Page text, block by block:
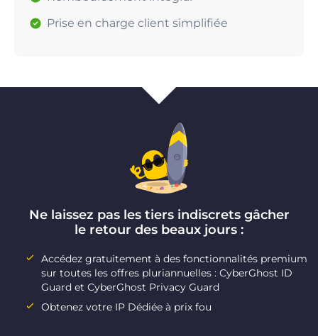
Prise en charge client simplifiée
Ne laissez pas les tiers indiscrets gâcher
le retour des beaux jours :
Accédez gratuitement à des fonctionnalités premium
sur toutes les offres pluriannuelles : CyberGhost ID
Guard et CyberGhost Privacy Guard
Obtenez votre IP Dédiée à prix fou